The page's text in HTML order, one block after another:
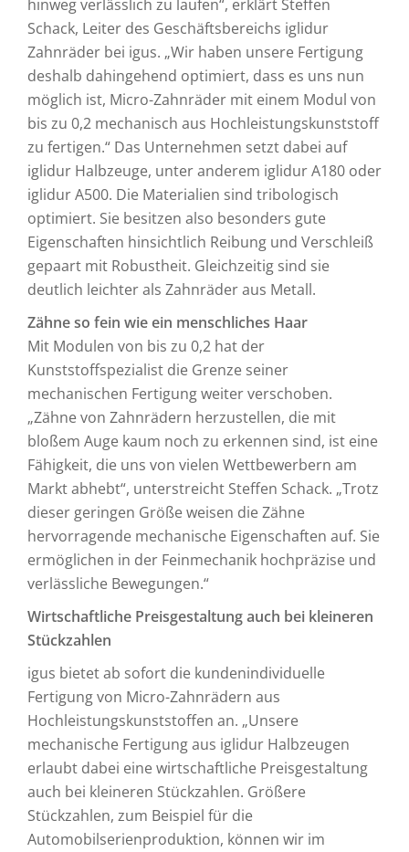
hinweg verlässlich zu laufen“, erklärt Steffen
Schack, Leiter des Geschäftsbereichs iglidur
Zahnräder bei igus. „Wir haben unsere Fertigung
deshalb dahingehend optimiert, dass es uns nun
möglich ist, Micro-Zahnräder mit einem Modul von
bis zu 0,2 mechanisch aus Hochleistungskunststoff
zu fertigen.“ Das Unternehmen setzt dabei auf
iglidur Halbzeuge, unter anderem iglidur A180 oder
iglidur A500. Die Materialien sind tribologisch
optimiert. Sie besitzen also besonders gute
Eigenschaften hinsichtlich Reibung und Verschleiß
gepaart mit Robustheit. Gleichzeitig sind sie
deutlich leichter als Zahnräder aus Metall.
Zähneso fein wie ein menschliches Haar
Mit Modulen von bis zu 0,2 hat der
Kunststoffspezialist die Grenze seiner
mechanischen Fertigung weiter verschoben.
„Zähne von Zahnrädern herzustellen, die mit
bloßem Auge kaum noch zu erkennen sind, ist eine
Fähigkeit, die uns von vielen Wettbewerbern am
Markt abhebt“, unterstreicht Steffen Schack. „Trotz
dieser geringen Größe weisen die Zähne
hervorragende mechanische Eigenschaften auf. Sie
ermöglichen in der Feinmechanik hochpräzise und
verlässliche Bewegungen.“
Wirtschaftliche Preisgestaltung auch bei kleineren
Stückzahlen
igus bietet ab sofort die kundenindividuelle
Fertigung von Micro-Zahnrädern aus
Hochleistungskunststoffen an. „Unsere
mechanische Fertigung aus iglidur Halbzeugen
erlaubt dabei eine wirtschaftliche Preisgestaltung
auch bei kleineren Stückzahlen. Größere
Stückzahlen, zum Beispiel für die
Automobilserienproduktion, können wir im